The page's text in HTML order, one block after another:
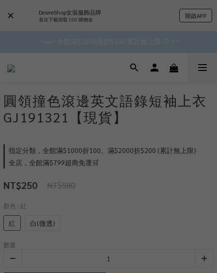
DesireShop女裝服飾品牌
首次下載領取 100 購物金 開啟APP
✿॰ॱ*｡ﾟ 全館滿$799即免運ॱ*｡ﾟ✿
✿॰ॱ*｡ﾟ 全館滿$799即免運ॱ*｡ﾟ✿
圓領撞色滾邊英文語錄短袖上衣
GJ191321【現貨】
指定分類，全館滿$1000折100、滿$2000折$200 (累計無上限)
全店，全館滿$799超商免運🛒
NT$250 NT$580
顏色 : 紅
紅 白(微透)
數量